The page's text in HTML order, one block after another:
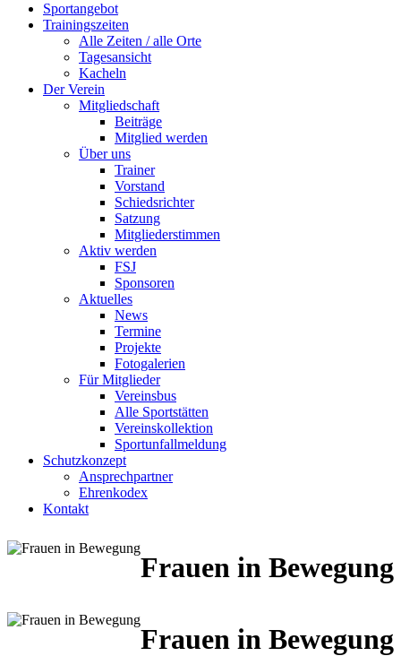
Sportangebot
Trainingszeiten
Alle Zeiten / alle Orte
Tagesansicht
Kacheln
Der Verein
Mitgliedschaft
Beiträge
Mitglied werden
Über uns
Trainer
Vorstand
Schiedsrichter
Satzung
Mitgliederstimmen
Aktiv werden
FSJ
Sponsoren
Aktuelles
News
Termine
Projekte
Fotogalerien
Für Mitglieder
Vereinsbus
Alle Sportstätten
Vereinskollektion
Sportunfallmeldung
Schutzkonzept
Ansprechpartner
Ehrenkodex
Kontakt
Frauen in Bewegung
Frauen in Bewegung